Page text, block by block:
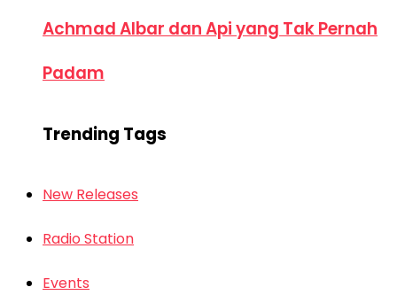
Achmad Albar dan Api yang Tak Pernah
Padam
Trending Tags
New Releases
Radio Station
Events